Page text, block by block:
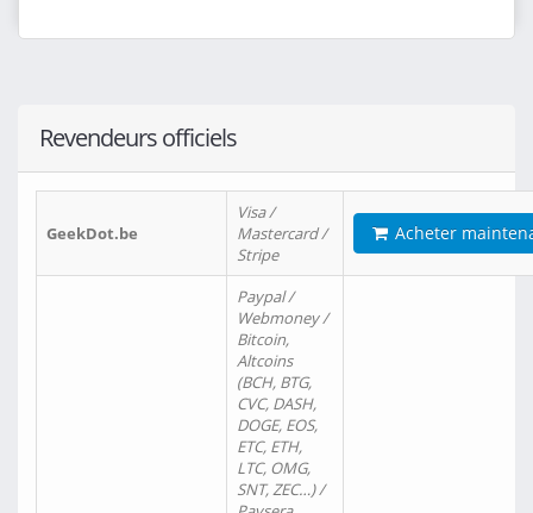
Revendeurs officiels
GeekDot.be
Visa /
Mastercard /
Stripe
Acheter
Paypal /
Webmoney /
Bitcoin,
Altcoins
(BCH, BTG,
CVC, DASH,
DOGE, EOS,
ETC, ETH,
LTC, OMG,
SNT, ZEC…) /